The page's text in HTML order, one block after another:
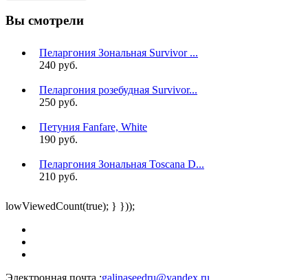
Вы смотрели
Пеларгония Зональная Survivor ...
240 руб.
Пеларгония розебудная Survivor...
250 руб.
Петуния Fanfare, White
190 руб.
Пеларгония Зональная Toscana D...
210 руб.
lowViewedCount(true); } }));